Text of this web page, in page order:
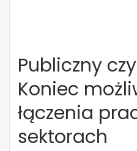
Publiczny
Koniec
łączenia
sektorach